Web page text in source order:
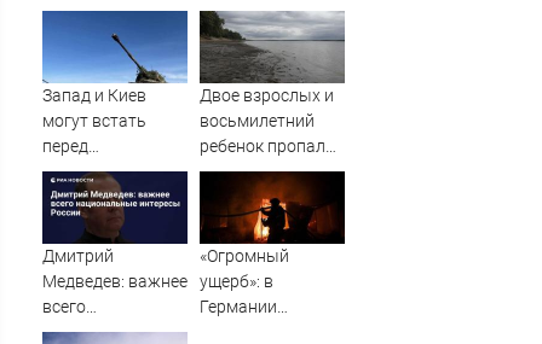
Москву
узнал цену
предательства
Запад и Киев
могут встать
перед
необходимостью
выполнить
условия Путина
Двое взрослых и
восьмилетний
ребенок пропали
во время сплава
по реке
08/08/2026 –
Новости
Дмитрий
Медведев: важнее
всего
национальные
«Огромный
ущерб»: в
Германии